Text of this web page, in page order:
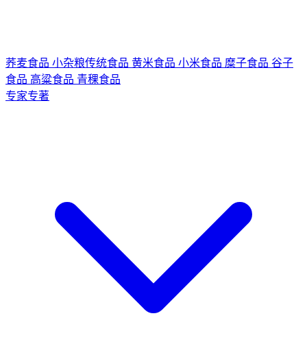
荞麦食品 小杂粮传统食品 黄米食品 小米食品 糜子食品 谷子
食品 高粱食品 青稞食品
专家专著